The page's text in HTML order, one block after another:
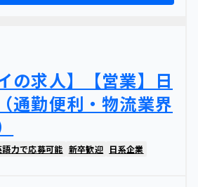
の求人】【営業】日
通勤便利・物流業界
力で応募可能 新卒歓迎 日系企業